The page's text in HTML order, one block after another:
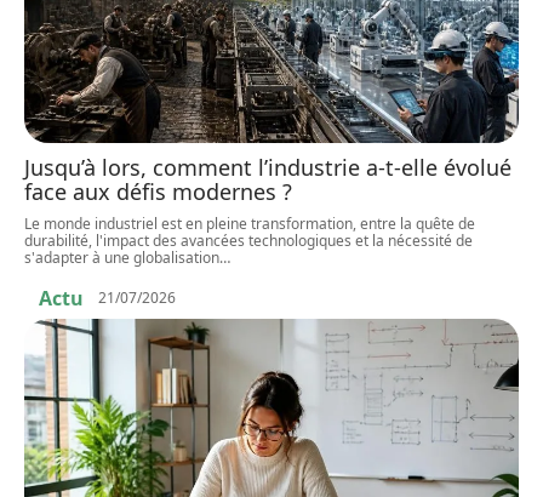
Jusqu’à lors, comment l’industrie a-t-elle évolué
face aux défis modernes ?
Le monde industriel est en pleine transformation, entre la quête de
durabilité, l'impact des avancées technologiques et la nécessité de
s'adapter à une globalisation…
Actu 21/07/2026